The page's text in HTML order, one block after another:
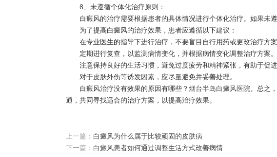
8、未遵循个体化治疗原则：
白癜风的治疗需要根据患者的具体情况进行个体化治疗。如果未遵
为了提高白癜风的治疗效果，患者应遵循以下建议：
在专业医生的指导下进行治疗，不要盲目自行用药或更改治疗方案
定期进行复查，以监测病情变化，并根据病情变化调整治疗方案。
注意保持良好的生活习惯，避免过度疲劳和精神紧张，有助于促进
对于皮肤外伤等诱发因素，应尽量避免并妥善处理。
白癜风治疗没有效果的原因有哪些？烟台半岛白癜风医院。总之
通，共同寻找适合的治疗方案，以提高治疗效果。
上一篇： 白癜风为什么属于比较顽固的皮肤病
下一篇： 白癜风患者如何通过调整生活方式改善病情